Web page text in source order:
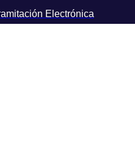
Electrónica